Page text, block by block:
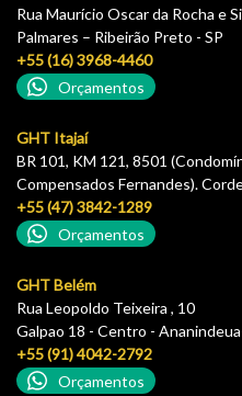
Rua Maurício Oscar da Rocha e
Palmares – Ribeirão Preto - SP
+55 (16) 3968-4460
Orçamentos
GHT Itajaí
BR 101, KM 121, 8501
Compensados Fernandes).
+55 (47) 3842-1289
Orçamentos
GHT Belém
Rua Leopoldo Teixeira , 10
Galpao 18 - Centro -
+55 (91) 4042-2792
Orçamentos